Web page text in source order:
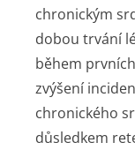
chronickým
dobou trvání
během
zvýšení
chronického
důsledkem